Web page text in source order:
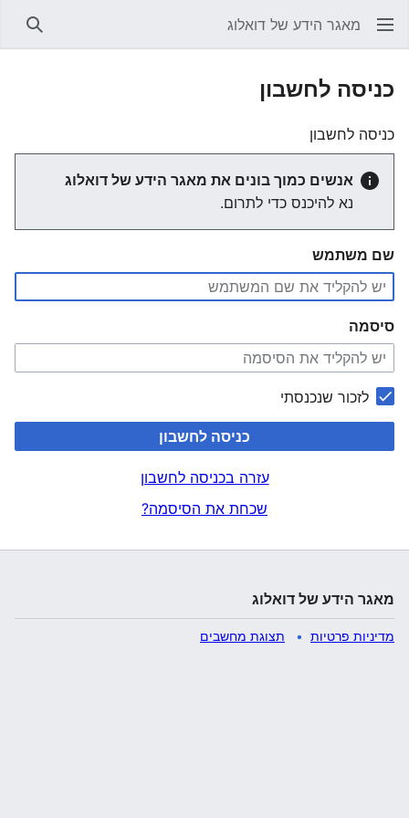
מאגר הידע של דואלוג
כניסה לחשבון
כניסה לחשבון
אנשים כמוך בונים את מאגר הידע של דואלוג
נא להיכנס כדי לתרום.
שם משתמש
סיסמה
לזכור שנכנסתי
כניסה לחשבון
עזרה בכניסה לחשבון
שכחת את הסיסמה?
מאגר הידע של דואלוג
מדיניות פרטיות תצוגת מחשבים